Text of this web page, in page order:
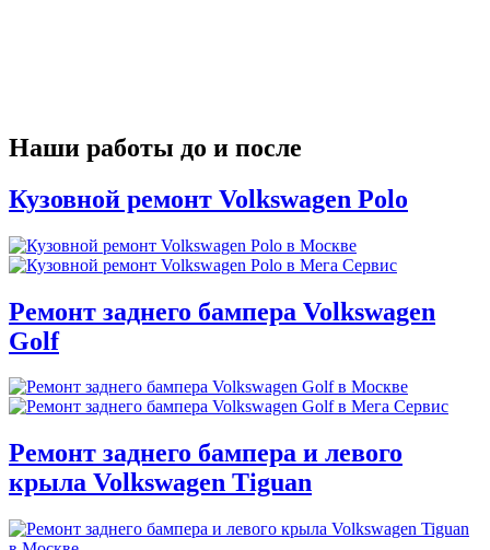
Наши работы до и после
Кузовной ремонт Volkswagen Polo
Ремонт заднего бампера Volkswagen
Golf
Ремонт заднего бампера и левого
крыла Volkswagen Tiguan